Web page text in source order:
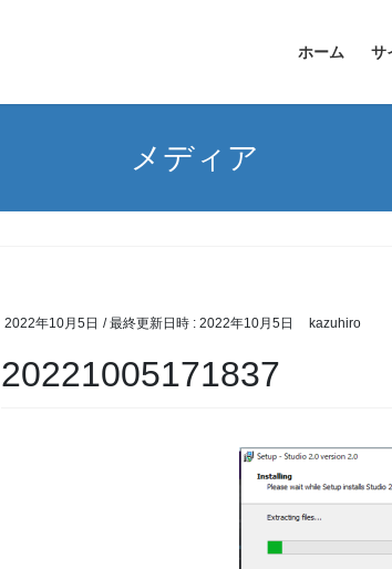
ホーム サ
メディア
2022年10月5日 / 最終更新日時 : 2022年10月5日 kazuhiro
20221005171837